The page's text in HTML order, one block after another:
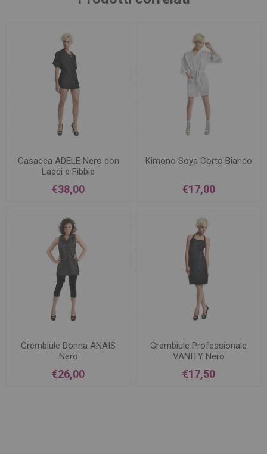
Casacca ADELE Nero con
Lacci e Fibbie
€38,00
Kimono Soya Corto Bianco
€17,00
Grembiule Donna ANAIS
Nero
€26,00
Grembiule Professionale
VANITY Nero
€17,50